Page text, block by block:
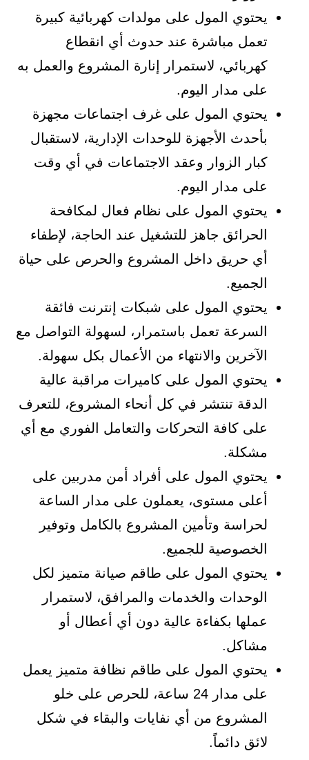
يحتوي المول على مولدات كهربائية كبيرة
تعمل مباشرة عند حدوث أي انقطاع
كهربائي، لاستمرار إنارة المشروع والعمل به
على مدار اليوم.
يحتوي المول على غرف اجتماعات مجهزة
بأحدث الأجهزة للوحدات الإدارية، لاستقبال
كبار الزوار وعقد الاجتماعات في أي وقت
على مدار اليوم.
يحتوي المول على نظام فعال لمكافحة
الحرائق جاهز للتشغيل عند الحاجة، لإطفاء
أي حريق داخل المشروع والحرص على حياة
الجميع.
يحتوي المول على شبكات إنترنت فائقة
السرعة تعمل باستمرار، لسهولة التواصل مع
الآخرين والانتهاء من الأعمال بكل سهولة.
يحتوي المول على كاميرات مراقبة عالية
الدقة تنتشر في كل أنحاء المشروع، للتعرف
على كافة التحركات والتعامل الفوري مع أي
مشكلة.
يحتوي المول على أفراد أمن مدربين على
أعلى مستوى، يعملون على مدار الساعة
لحراسة وتأمين المشروع بالكامل وتوفير
الخصوصية للجميع.
يحتوي المول على طاقم صيانة متميز لكل
الوحدات والخدمات والمرافق، لاستمرار
عملها بكفاءة عالية دون أي أعطال أو
مشاكل.
يحتوي المول على طاقم نظافة متميز يعمل
على مدار 24 ساعة، للحرص على خلو
المشروع من أي نفايات والبقاء في شكل
لائق دائماً.